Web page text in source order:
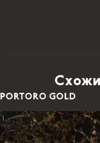
PORTORO GOLD